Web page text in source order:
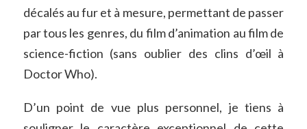
décalés au fur et à mesure, permettant de passer
par tous les genres, du film d’animation au film de
science-fiction (sans oublier des clins d’œil à
Doctor Who).
D’un point de vue plus personnel, je tiens à